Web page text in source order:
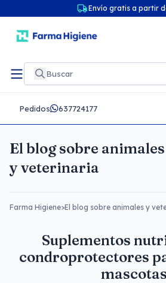
Envío gratis a partir
Pedidos 637724177
El blog sobre animales
y veterinaria
Farma Higiene>El blog sobre animales y
Suplementos
condroprotectores
mascotas